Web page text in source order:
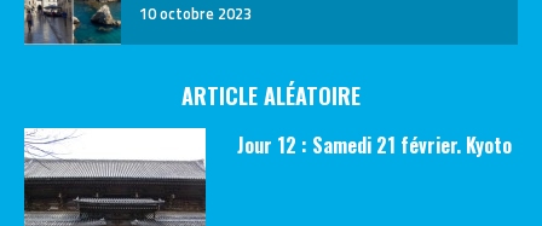
10 octobre 2023
ARTICLE ALÉATOIRE
Jour 12 : Samedi 21 février. Kyoto